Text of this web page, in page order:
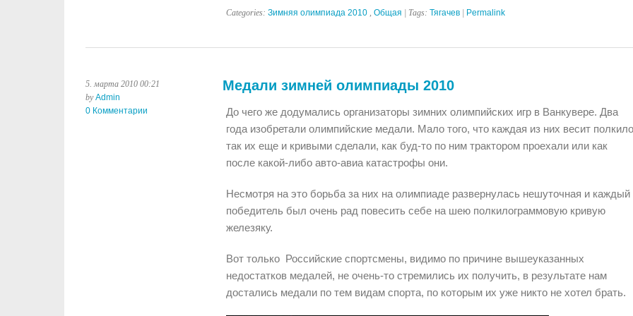
Categories:Зимняя олимпиада 2010 ,Общая | Tags:Тягачев | Permalink
5. марта 2010 00:21
byAdmin
0 Комментарии
Медали зимней олимпиады 2010
До чего же додумались организаторы зимних олимпийских игр в Ванкувере. Два
года изобретали олимпийские медали. Мало того, что каждая из них весит
так их еще и кривыми сделали, как буд-то по ним трактором проехали или как
после какой-либо авто-авиа катастрофы они.
Несмотря на это борьба за них на олимпиаде развернулась нешуточная и каждый
победитель был очень рад повесить себе на шею полкилограммовую кривую
железяку.
Вот только Российские спортсмены, видимо по причине вышеуказанных
недостатков медалей, не очень-то стремились их получить, в результате нам
достались медали по тем видам спорта, по которым их уже никто не хотел брать.